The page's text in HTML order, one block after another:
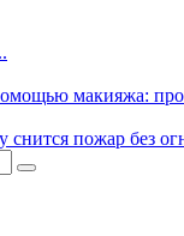
макияжа:
снится пожар без